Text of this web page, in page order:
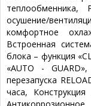
теплообменника,
осушение/
комфортное
Встроенная
блока – функция
«AUTO -
перезапуска
часа,